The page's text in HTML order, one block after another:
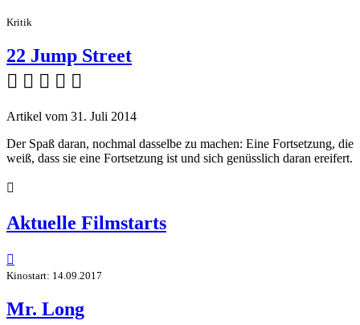
Kritik
22 Jump Street
    
Artikel vom 31. Juli 2014
Der Spaß daran, nochmal dasselbe zu machen: Eine Fortsetzung, die
weiß, dass sie eine Fortsetzung ist und sich genüsslich daran ereifert.

Aktuelle Filmstarts

Kinostart: 14.09.2017
Mr. Long